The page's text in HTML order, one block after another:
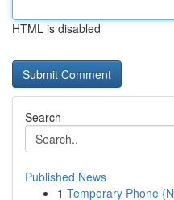
HTML is disabled
Search
Published News
1 Temporary Phone